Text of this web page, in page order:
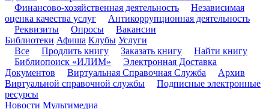
Финансово-хозяйственная деятельность
Независимая
оценка качества услуг
Антикоррупционная деятельность
Реквизиты
Опросы
Вакансии
Библиотеки Афиша Клубы Услуги
Все
Продлить книгу Заказать книгу
Найти книгу
Библиопоиск «ИЛИМ»
Электронная Доставка
Документов
Виртуальная Справочная Служба
Архив
Виртуальной справочной службы
Подписные электронные
ресурсы
Новости Мультимедиа